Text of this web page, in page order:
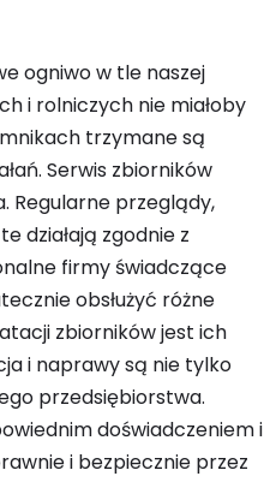
ogniwo w tle naszej
i rolniczych nie miałoby
trzymane są
Serwis zbiorników
Regularne przeglądy,
działają zgodnie z
firmy świadczące
obsłużyć różne
zbiorników jest ich
i naprawy są nie tylko
przedsiębiorstwa.
doświadczeniem i
i bezpiecznie przez